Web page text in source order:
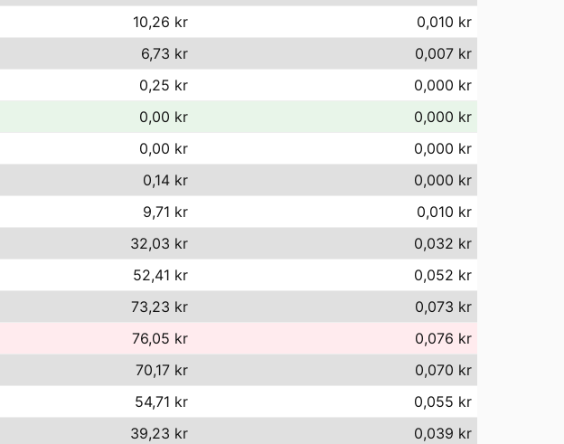
10,26 kr
0,010 kr
6,73 kr
0,007 kr
0,25 kr
0,000 kr
0,00 kr
0,000 kr
0,00 kr
0,000 kr
0,14 kr
0,000 kr
9,71 kr
0,010 kr
32,03 kr
0,032 kr
52,41 kr
0,052 kr
73,23 kr
0,073 kr
76,05 kr
0,076 kr
70,17 kr
0,070 kr
54,71 kr
0,055 kr
39,23 kr 0,039 kr